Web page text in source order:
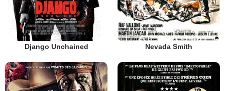
Django Unchained Nevada Smith